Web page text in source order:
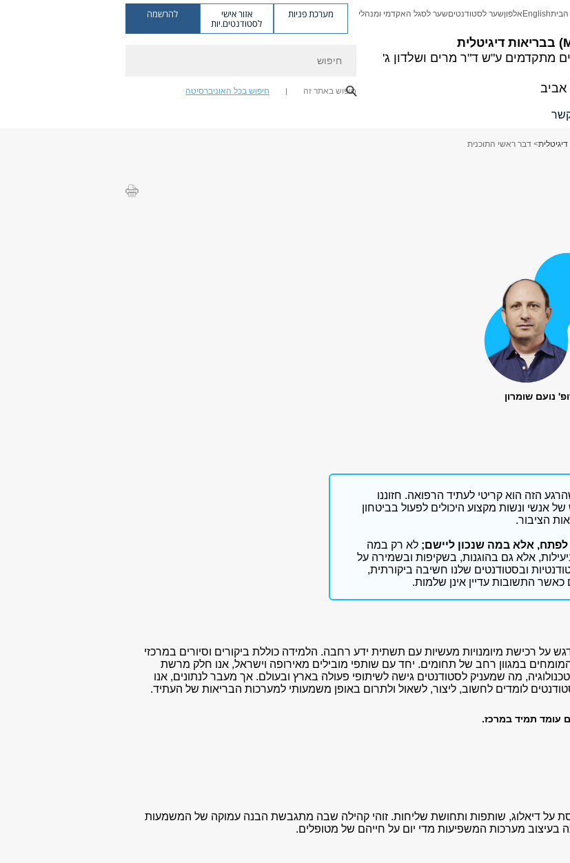
מתקדמים ע"ש ד"ר מרים ושלדון ג'
אביב
English אלפוןשער לסטודנטיםשער לסגל האקדמי ומנהלי מערכת פניות אזור אישי
לסטודנטים.יות
להרשמה
חיפוש באתר זה חיפוש בכל האוניברסיטה
> דבר ראשי התוכנית
נועם שומרון
הזה הוא קריטי לעתיד הרפואה. חזוננו
אנשי ונשות מקצוע היכולים לפעול בביטחון
הציבור.
אלא במה שנכון ליישם; לא רק במה
אלא גם בהוגנות, בשקיפות ובשמירה על
ובסטודנטים שלנו חשיבה ביקורתית,
כאשר התשובות עדיין אינן שלמות.
על רכישת מיומנויות מעשיות עם תשתית ידע רחבה. הלמידה כוללת ביקורים וסיורים במרכזי
במגוון רחב של תחומים. יחד עם שותפי מובילים מאירופה וישראל, אנו חלק מרשת
מה שמעניק לסטודנטים גישה לשיתופי פעולה בארץ ובעולם. אך מעבר לנתונים, אנו
לומדים לחשוב, ליצור, לשאול ולתרום באופן משמעותי למערכות הבריאות של העתיד.
עומד תמיד במרכז.
על דיאלוג, שותפות ותחושת שליחות. זוהי קהילה שבה מתגבשת הבנה עמוקה של המשמעות
בעיצוב מערכות המשפיעות מדי יום על חייהם של מטופלים.